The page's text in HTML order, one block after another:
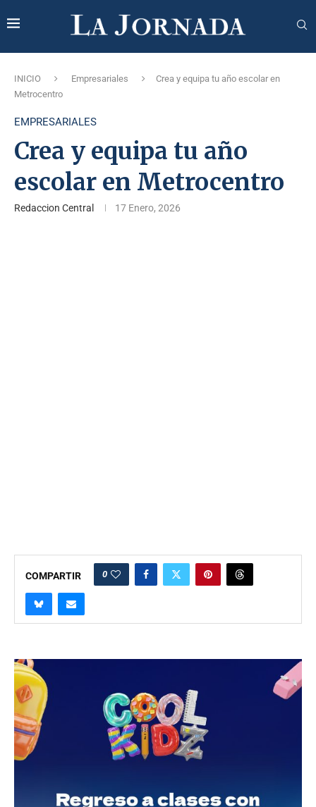
INICIO Empresariales
Crea y equipa tu año escolar en
Metrocentro
EMPRESARIALES
Crea y equipa tu año
escolar en Metrocentro
Redaccion Central 17 Enero, 2026
COMPARTIR 0